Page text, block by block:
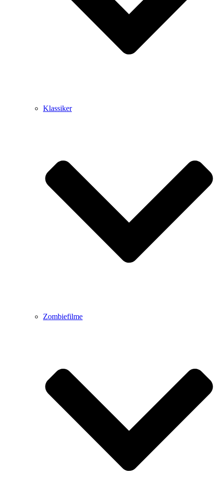
Klassiker
Zombiefilme